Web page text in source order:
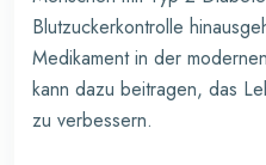
Blutzuckerkontrolle
Medikament in der
kann dazu beitragen, das
zu verbessern.